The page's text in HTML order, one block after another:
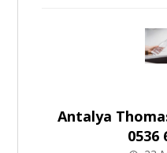
Antalya
0536